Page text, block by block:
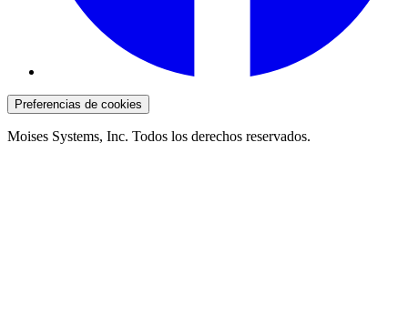
Preferencias de cookies
Moises Systems, Inc. Todos los derechos reservados.